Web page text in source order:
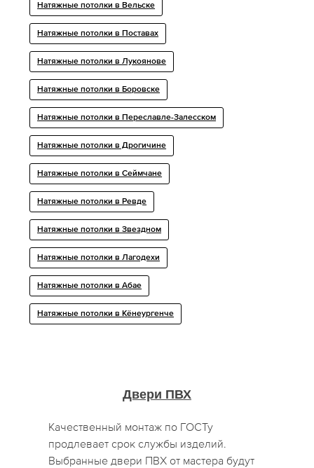
Натяжные потолки в Вельске
Натяжные потолки в Поставах
Натяжные потолки в Лукоянове
Натяжные потолки в Боровске
Натяжные потолки в Переславле-Залесском
Натяжные потолки в Дрогичине
Натяжные потолки в Сеймчане
Натяжные потолки в Ревде
Натяжные потолки в Звездном
Натяжные потолки в Лагодехи
Натяжные потолки в Абае
Натяжные потолки в Кёнеургенче
Двери ПВХ
Качественный монтаж по ГОСТу
продлевает срок службы изделий.
Выбранные двери ПВХ от мастера будут